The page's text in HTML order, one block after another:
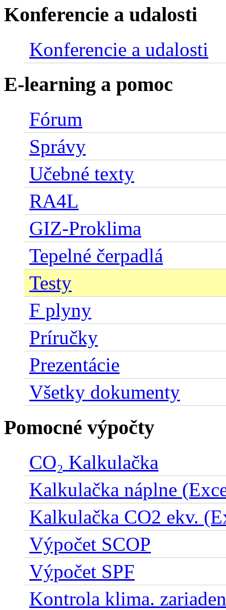
Konferencie a udalosti
Konferencie a udalosti
E-learning a pomoc
Fórum
Správy
Učebné texty
RA4L
GIZ-Proklima
Tepelné čerpadlá
Testy
F plyny
Príručky
Prezentácie
Všetky dokumenty
Pomocné výpočty
CO₂ Kalkulačka
Kalkulačka náplne
Kalkulačka CO2 ekv.
Výpočet SCOP
Výpočet SPF
Kontrola klima.